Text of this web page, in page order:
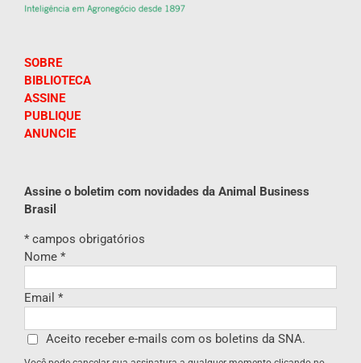
SOBRE
BIBLIOTECA
ASSINE
PUBLIQUE
ANUNCIE
Assine o boletim com novidades da Animal Business
Brasil
* campos obrigatórios
Nome *
Email *
Aceito receber e-mails com os boletins da SNA.